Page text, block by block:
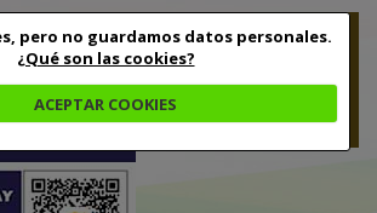
pero no guardamos datos personales.
¿Qué son las cookies?
ACEPTAR COOKIES